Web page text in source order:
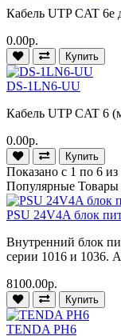
Кабель UTP CAT 6e
0.00р.
Купить
DS-1LN6-UU
Кабель UTP CAT 6
0.00р.
Купить
Показано с 1 по 6
Популярные Товары
PSU 24V4A блок
Внутренний блок
серии 1016 и 1036.
8100.00р.
Купить
TENDA PH6